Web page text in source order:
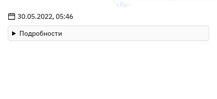
30.05.2022, 05:46
Подробности